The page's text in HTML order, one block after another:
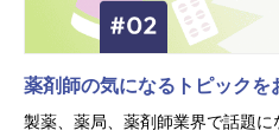
薬剤師の気になるトピックを
製薬、薬局、薬剤師業界で話題